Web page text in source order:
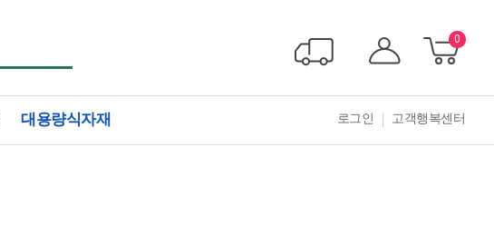
0
대용량식자재 로그인 고객행복센터